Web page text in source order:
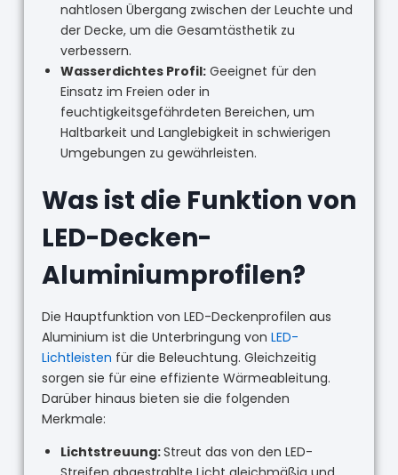
nahtlosen Übergang zwischen der Leuchte und
der Decke, um die Gesamtästhetik zu
verbessern.
Wasserdichtes Profil:Geeignet für den
Einsatz im Freien oder in
feuchtigkeitsgefährdeten Bereichen, um
Haltbarkeit und Langlebigkeit in schwierigen
Umgebungen zu gewährleisten.
Was ist die Funktion von
LED-Decken-
Aluminiumprofilen?
Die Hauptfunktion von LED-Deckenprofilen aus
Aluminium ist die Unterbringung von LED-
Lichtleisten für die Beleuchtung. Gleichzeitig
sorgen sie für eine effiziente Wärmeableitung.
Darüber hinaus bieten sie die folgenden
Merkmale:
Lichtstreuung:Streut das von den LED-